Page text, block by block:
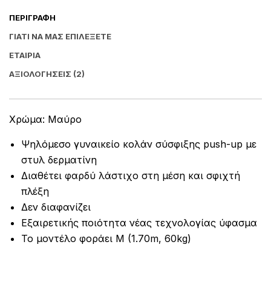
ΠΕΡΙΓΡΑΦΉ
ΓΙΑΤΊ ΝΑ ΜΑΣ ΕΠΙΛΈΞΕΤΕ
ΕΤΑΙΡΊΑ
ΑΞΙΟΛΟΓΉΣΕΙΣ (2)
Χρώμα: Μαύρο
Ψηλόμεσο γυναικείο κολάν σύσφιξης push-up με
στυλ δερματίνη
Διαθέτει φαρδύ λάστιχο στη μέση και σφιχτή
πλέξη
Δεν διαφανίζει
Εξαιρετικής ποιότητα νέας τεχνολογίας ύφασμα
Το μοντέλο φοράει Μ (1.70m, 60kg)